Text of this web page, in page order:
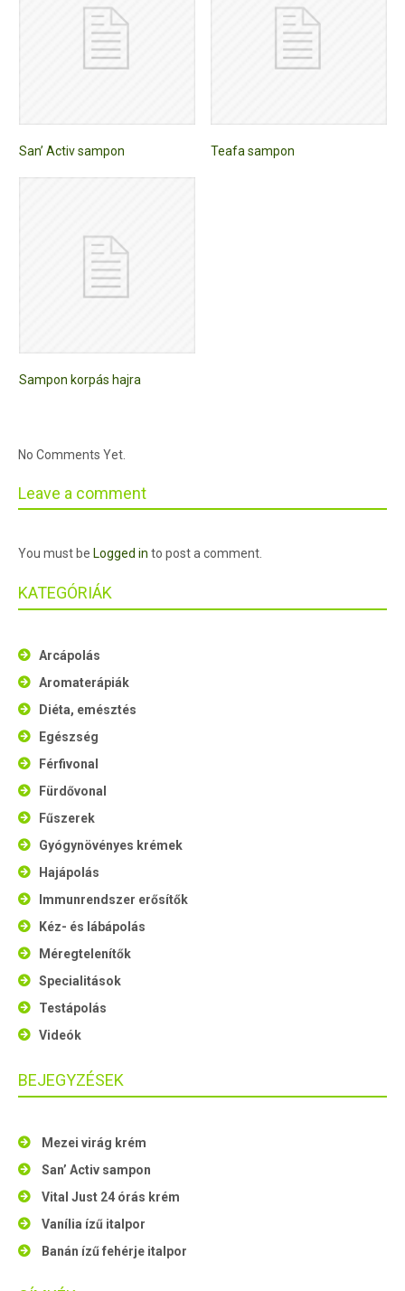
San’ Activ sampon Teafa sampon
Sampon korpás hajra
No Comments Yet.
Leave a comment
You must be Logged in to post a comment.
KATEGÓRIÁK
Arcápolás
Aromaterápiák
Diéta, emésztés
Egészség
Férfivonal
Fürdővonal
Fűszerek
Gyógynövényes krémek
Hajápolás
Immunrendszer erősítők
Kéz- és lábápolás
Méregtelenítők
Specialitások
Testápolás
Videók
BEJEGYZÉSEK
Mezei virág krém
San’ Activ sampon
Vital Just 24 órás krém
Vanília ízű italpor
Banán ízű fehérje italpor